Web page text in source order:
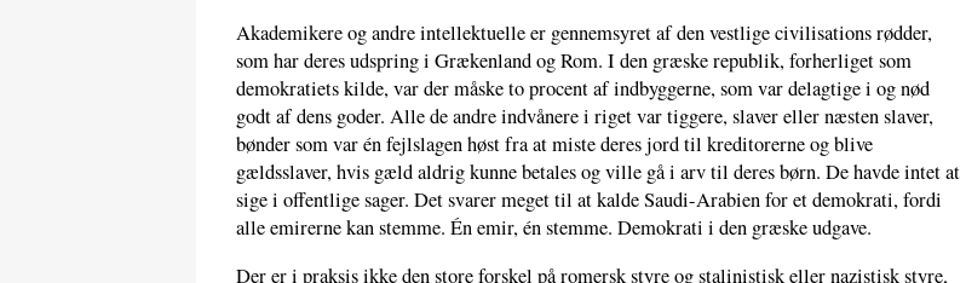
Akademikere og andre intellektuelle er gennemsyret af den vestlige civilisations rødder,
som har deres udspring i Grækenland og Rom. I den græske republik, forherliget som
demokratiets kilde, var der måske to procent af indbyggerne, som var delagtige i og nød
godt af dens goder. Alle de andre indvånere i riget var tiggere, slaver eller næsten slaver,
bønder som var én fejlslagen høst fra at miste deres jord til kreditorerne og blive
gældsslaver, hvis gæld aldrig kunne betales og ville gå i arv til deres børn. De havde intet at
sige i offentlige sager. Det svarer meget til at kalde Saudi-Arabien for et demokrati, fordi
alle emirerne kan stemme. Én emir, én stemme. Demokrati i den græske udgave.
Der er i praksis ikke den store forskel på romersk styre og stalinistisk eller nazistisk styre,